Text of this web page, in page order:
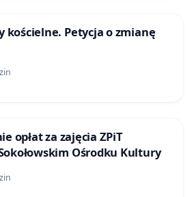
kościelne. Petycja o zmianę
opłat za zajęcia ZPiT
Ośrodku Kultury